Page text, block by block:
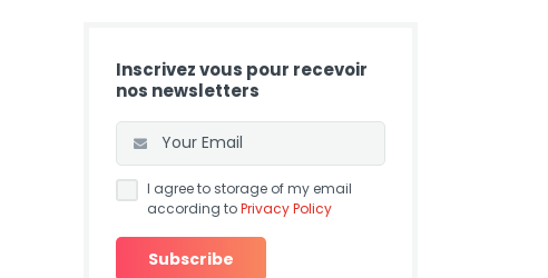
Inscrivez vous pour recevoir
nos newsletters
I agree to storage of my email
according toPrivacy Policy